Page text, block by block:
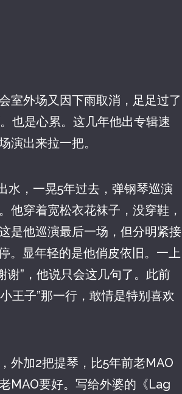
室外场又因下雨取消，足足过了
也是心累。这几年他出专辑速
演出来拉一把。
水，一晃5年过去，弹钢琴巡演
他穿着宽松衣花袜子，没穿鞋，
是他巡演最后一场，但分明紧接
。显年轻的是他俏皮依旧。一上
谢”，他说只会这几句了。此前
王子”那一行，敢情是特别喜欢
外加2把提琴，比5年前老MAO
MAO要好。写给外婆的《Lag